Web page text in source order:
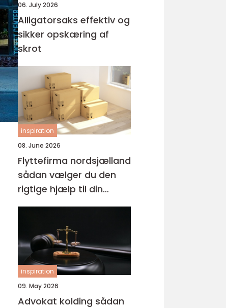
06. July 2026
Alligatorsaks effektiv og
sikker opskæring af
skrot
inspiration
08. June 2026
Flyttefirma nordsjælland
sådan vælger du den
rigtige hjælp til din
flytning
inspiration
09. May 2026
Advokat kolding sådan